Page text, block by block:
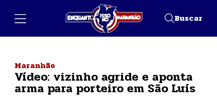
Buscar
Maranhão
Vídeo: vizinho agride e aponta
arma para porteiro em São Luís